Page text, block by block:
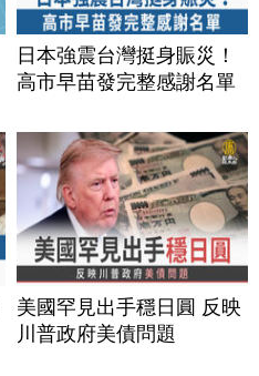
日本強震台灣挺身賑災！
高市早苗發完整感謝名單
美國罕見出手穩日圓 反映
川普政府美債問題